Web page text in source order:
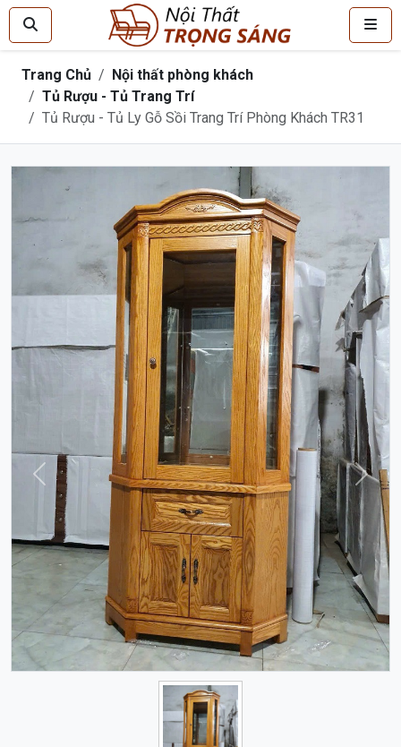
Trang Chủ
Nội thất phòng khách
Tủ Rượu - Tủ Trang Trí
Tủ Rượu - Tủ Ly Gỗ Sồi Trang Trí Phòng Khách TR31
Trước Sau